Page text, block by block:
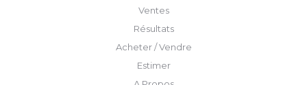
Ventes
Résultats
Acheter / Vendre
Estimer